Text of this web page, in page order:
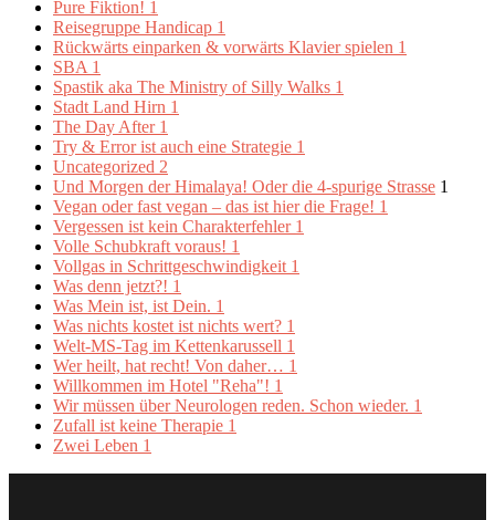
Pure Fiktion! 1
Reisegruppe Handicap 1
Rückwärts einparken & vorwärts Klavier spielen 1
SBA 1
Spastik aka The Ministry of Silly Walks 1
Stadt Land Hirn 1
The Day After 1
Try & Error ist auch eine Strategie 1
Uncategorized 2
Und Morgen der Himalaya! Oder die 4-spurige Strasse 1
Vegan oder fast vegan – das ist hier die Frage! 1
Vergessen ist kein Charakterfehler 1
Volle Schubkraft voraus! 1
Vollgas in Schrittgeschwindigkeit 1
Was denn jetzt?! 1
Was Mein ist, ist Dein. 1
Was nichts kostet ist nichts wert? 1
Welt-MS-Tag im Kettenkarussell 1
Wer heilt, hat recht! Von daher… 1
Willkommen im Hotel "Reha"! 1
Wir müssen über Neurologen reden. Schon wieder. 1
Zufall ist keine Therapie 1
Zwei Leben 1